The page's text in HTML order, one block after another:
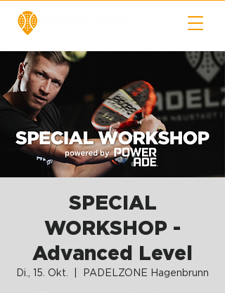
SPECIAL
WORKSHOP -
Advanced Level
Di., 15. Okt. PADELZONE Hagenbrunn